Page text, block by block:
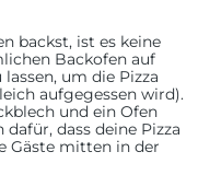
backst, ist es keine
Backofen auf
um die Pizza
aufgegessen wird).
und ein Ofen
dass deine Pizza
Gäste mitten in der